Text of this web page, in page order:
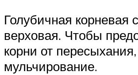
Голубичная корневая
верховая. Чтобы
корни от
мульчирование.